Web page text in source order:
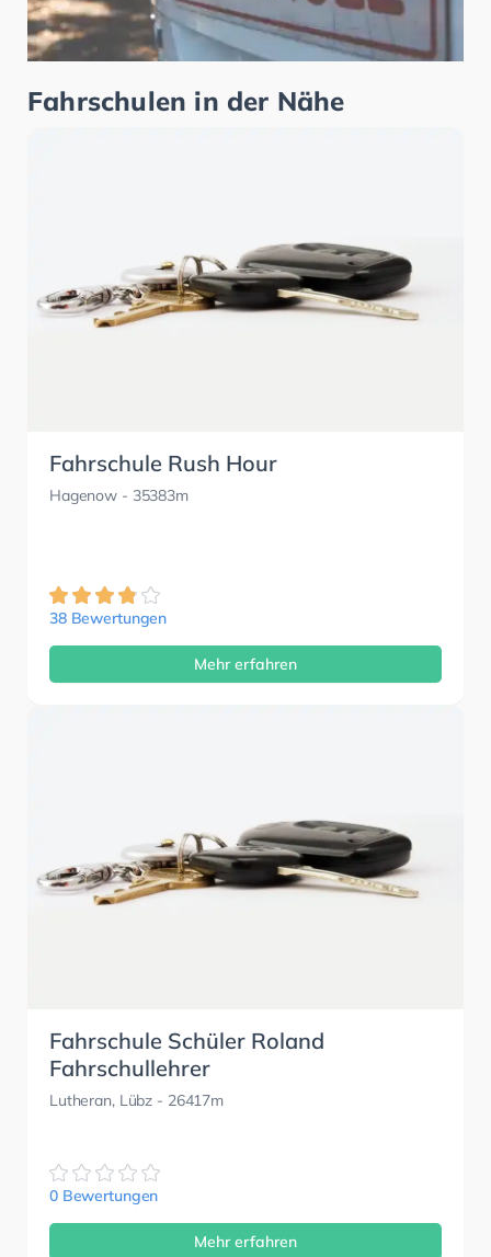
Fahrschulen in der Nähe
Fahrschule Rush Hour
Hagenow - 35383m
38 Bewertungen
Mehr erfahren
Fahrschule Schüler Roland
Fahrschullehrer
Lutheran, Lübz - 26417m
0 Bewertungen
Mehr erfahren